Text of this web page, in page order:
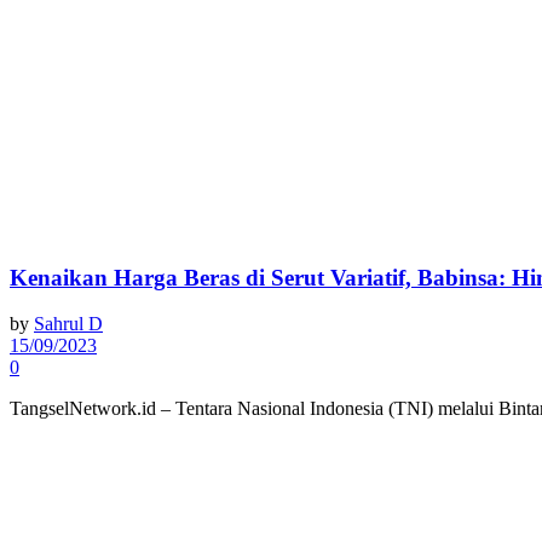
Kenaikan Harga Beras di Serut Variatif, Babinsa:
by Sahrul D
15/09/2023
0
TangselNetwork.id – Tentara Nasional Indonesia (TNI) melalui